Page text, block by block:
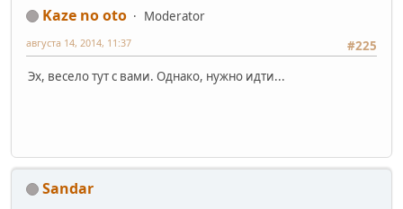
Kaze no oto
Moderator
#225
августа 14, 2014, 11:37
Эх, весело тут с вами. Однако, нужно идти...
Sandar